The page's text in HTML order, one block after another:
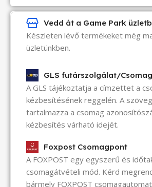
Vedd át a Game Park
Készleten lévő termékeket még
üzletünkben.
GLS futárszolgálat/
A GLS tájékoztatja a címzettet a
kézbesítésének reggelén. A
tartalmazza a csomag
kézbesítés várható idejét.
Foxpost Csomagpont
A FOXPOST egy egyszerű és
csomagátvételi mód. Kérd
bármely FOXPOST